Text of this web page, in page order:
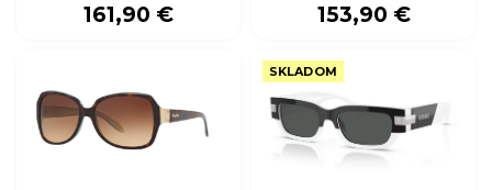
161,90 € 153,90 €
SKLADOM